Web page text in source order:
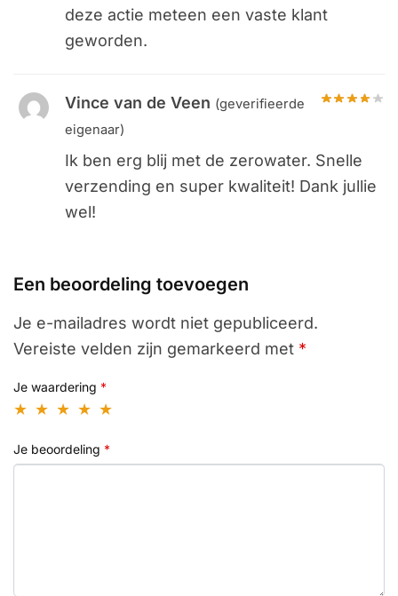
deze actie meteen een vaste klant
geworden.
Vince van de Veen (geverifieerde
eigenaar)
Ik ben erg blij met de zerowater. Snelle
verzending en super kwaliteit! Dank jullie
wel!
Een beoordeling toevoegen
Je e-mailadres wordt niet gepubliceerd.
Vereiste velden zijn gemarkeerd met *
Je waardering *
Je beoordeling *